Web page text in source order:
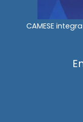
CAMESE